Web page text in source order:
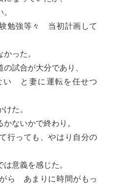
勉強等々 当初計画して
った。
試合が大分であり、
い と妻に運転を任せつ
た。
ないかで終わり。
行っても、やはり自分の
意義を感じた。
ら あまりに時間がもっ